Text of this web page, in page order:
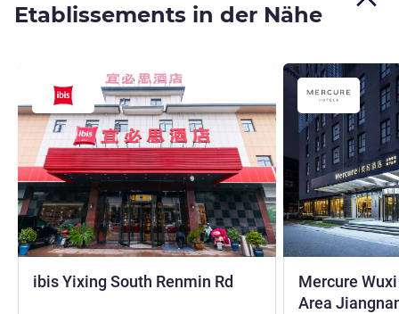
Etablissements in der Nähe
ibis Yixing South Renmin Rd
Mercure
Area